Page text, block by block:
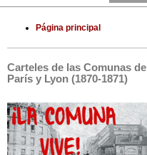
Página principal
Carteles de las Comunas de
París y Lyon (1870-1871)